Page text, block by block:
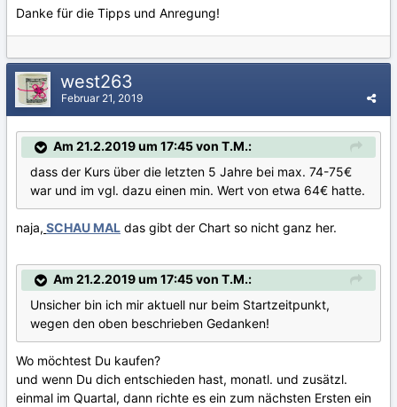
Danke für die Tipps und Anregung!
west263
Februar 21, 2019
Am 21.2.2019 um 17:45 von T.M.:
dass der Kurs über die letzten 5 Jahre bei max. 74-75€
war und im vgl. dazu einen min. Wert von etwa 64€ hatte.
naja, SCHAU MAL das gibt der Chart so nicht ganz her.
Am 21.2.2019 um 17:45 von T.M.:
Unsicher bin ich mir aktuell nur beim Startzeitpunkt,
wegen den oben beschrieben Gedanken!
Wo möchtest Du kaufen?
und wenn Du dich entschieden hast, monatl. und zusätzl.
einmal im Quartal, dann richte es ein zum nächsten Ersten ein